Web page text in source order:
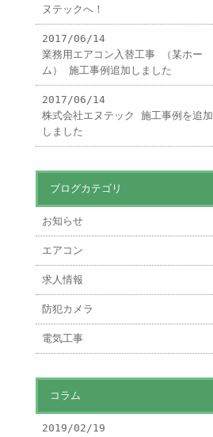
ヌテックへ！
2017/06/14
業務用エアコン入替工事 （某ホー
ム） 施工事例追加しました
2017/06/14
株式会社エヌテック 施工事例を追加
しました
ブログカテゴリ
お知らせ
エアコン
求人情報
防犯カメラ
電気工事
コラム
2019/02/19